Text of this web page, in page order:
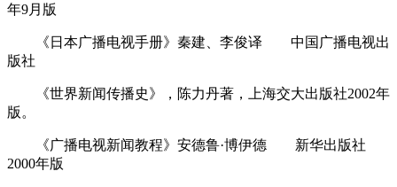
年9月版
《日本广播电视手册》秦建、李俊译 中国广播电视出
版社
《世界新闻传播史》，陈力丹著，上海交大出版社2002年
版。
《广播电视新闻教程》安德鲁·博伊德 新华出版社
2000年版